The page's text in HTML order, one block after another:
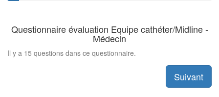
Questionnaire évaluation Equipe cathéter/Midline -
Médecin
Il y a 15 questions dans ce questionnaire.
Suivant